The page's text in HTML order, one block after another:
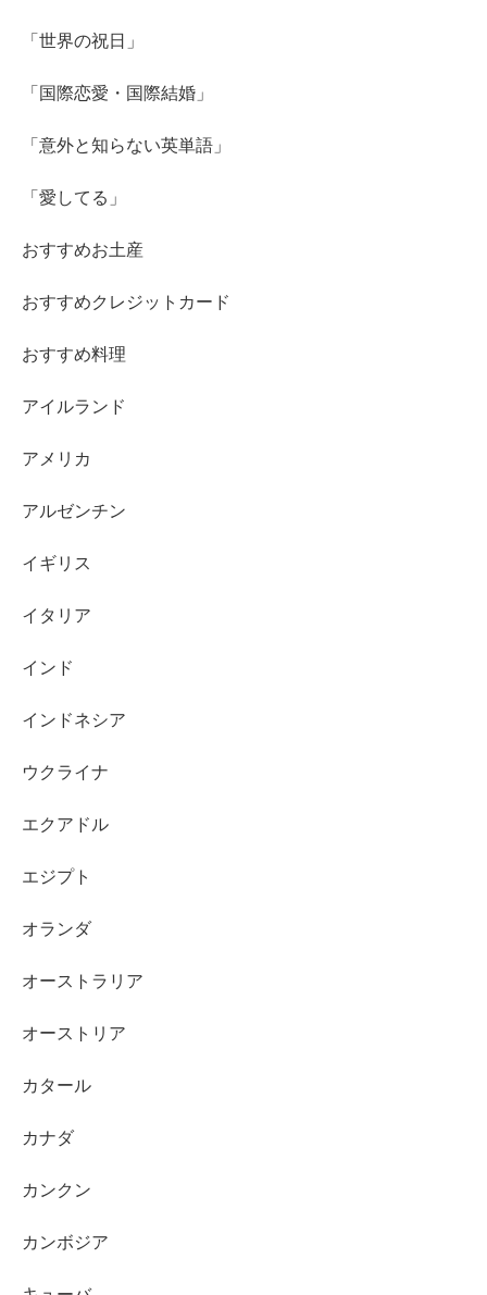
「世界の祝日」
「国際恋愛・国際結婚」
「意外と知らない英単語」
「愛してる」
おすすめお土産
おすすめクレジットカード
おすすめ料理
アイルランド
アメリカ
アルゼンチン
イギリス
イタリア
インド
インドネシア
ウクライナ
エクアドル
エジプト
オランダ
オーストラリア
オーストリア
カタール
カナダ
カンクン
カンボジア